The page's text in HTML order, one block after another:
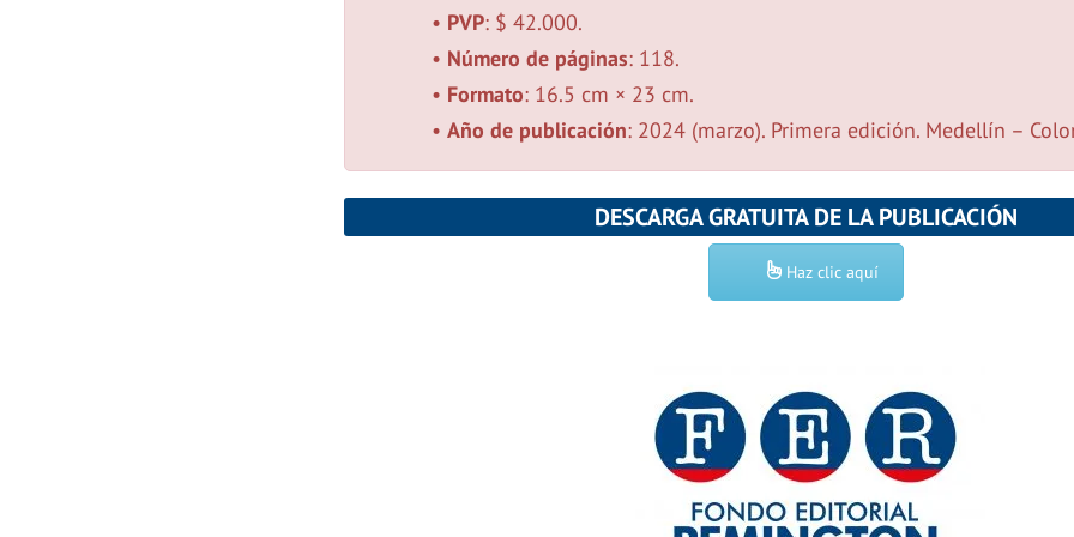
• PVP: $ 42.000.
• Número de páginas: 118.
• Formato: 16.5 cm × 23 cm.
• Año de publicación: 2024 (marzo). Primera edición. Medellín –
DESCARGA GRATUITA DE LA PUBLICACIÓN
Haz clic aquí